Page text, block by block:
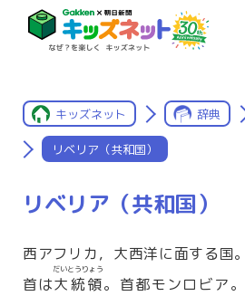
キッズネット 辞典
リベリア（共和国）
リベリア（共和国）
西アフリカ，大西洋に面する国。
首は大統領
だいとうりょう
。首都モンロビア。